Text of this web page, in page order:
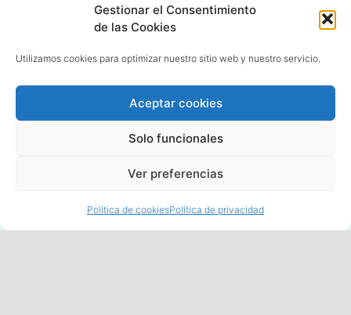
Gestionar el Consentimiento
de las Cookies
Utilizamos cookies para optimizar nuestro sitio web y nuestro servicio.
Aceptar cookies
Solo funcionales
Ver preferencias
Política de cookiesPolítica de privacidad
C/ Grañón, 12 - Local
28050 Las Tablas - Madrid